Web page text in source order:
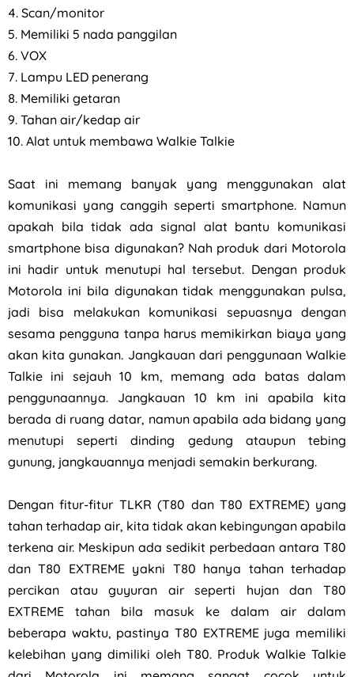
4. Scan/monitor
5. Memiliki 5 nada panggilan
6. VOX
7. Lampu LED penerang
8. Memiliki getaran
9. Tahan air/kedap air
10. Alat untuk membawa Walkie Talkie
Saat ini memang banyak yang menggunakan alat
komunikasi yang canggih seperti smartphone. Namun
apakah bila tidak ada signal alat bantu komunikasi
smartphone bisa digunakan? Nah produk dari Motorola
ini hadir untuk menutupi hal tersebut. Dengan produk
Motorola ini bila digunakan tidak menggunakan pulsa,
jadi bisa melakukan komunikasi sepuasnya dengan
sesama pengguna tanpa harus memikirkan biaya yang
akan kita gunakan. Jangkauan dari penggunaan Walkie
Talkie ini sejauh 10 km, memang ada batas dalam
penggunaannya. Jangkauan 10 km ini apabila kita
berada di ruang datar, namun apabila ada bidang yang
menutupi seperti dinding gedung ataupun tebing
gunung, jangkauannya menjadi semakin berkurang.
Dengan fitur-fitur TLKR (T80 dan T80 EXTREME) yang
tahan terhadap air, kita tidak akan kebingungan apabila
terkena air. Meskipun ada sedikit perbedaan antara T80
dan T80 EXTREME yakni T80 hanya tahan terhadap
percikan atau guyuran air seperti hujan dan T80
EXTREME tahan bila masuk ke dalam air dalam
beberapa waktu, pastinya T80 EXTREME juga memiliki
kelebihan yang dimiliki oleh T80. Produk Walkie Talkie